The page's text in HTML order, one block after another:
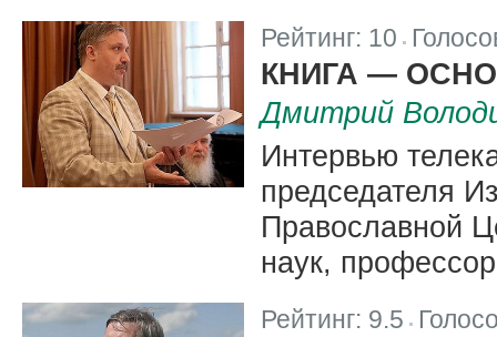
Рейтинг: 10
КНИГА —
Дмитрий
Интервью
председателя
Православной
наук,
Рейтинг: 9.5